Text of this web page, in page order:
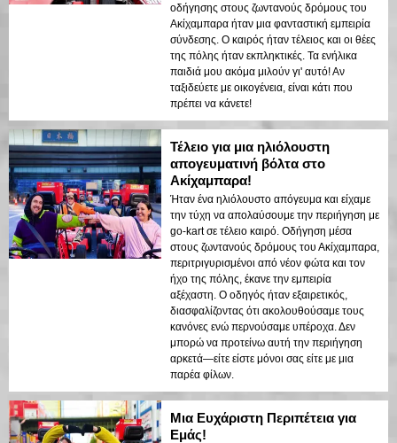
οδήγησης στους ζωντανούς δρόμους του
Ακίχαμπαρα ήταν μια φανταστική εμπειρία
σύνδεσης. Ο καιρός ήταν τέλειος και οι θέες
της πόλης ήταν εκπληκτικές. Τα ενήλικα
παιδιά μου ακόμα μιλούν γι' αυτό! Αν
ταξιδεύετε με οικογένεια, είναι κάτι που
πρέπει να κάνετε!
Τέλειο για μια ηλιόλουστη
απογευματινή βόλτα στο
Ακίχαμπαρα!
Ήταν ένα ηλιόλουστο απόγευμα και είχαμε
την τύχη να απολαύσουμε την περιήγηση με
go-kart σε τέλειο καιρό. Οδήγηση μέσα
στους ζωντανούς δρόμους του Ακίχαμπαρα,
περιτριγυρισμένοι από νέον φώτα και τον
ήχο της πόλης, έκανε την εμπειρία
αξέχαστη. Ο οδηγός ήταν εξαιρετικός,
διασφαλίζοντας ότι ακολουθούσαμε τους
κανόνες ενώ περνούσαμε υπέροχα. Δεν
μπορώ να προτείνω αυτή την περιήγηση
αρκετά—είτε είστε μόνοι σας είτε με μια
παρέα φίλων.
Μια Ευχάριστη Περιπέτεια για
Εμάς!